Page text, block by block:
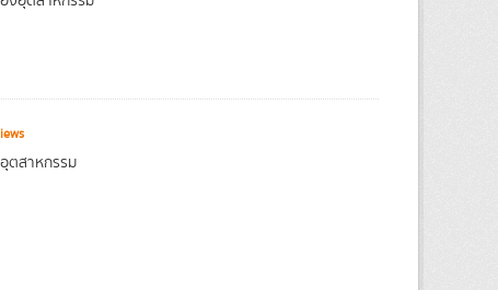
ตสาหกรรม